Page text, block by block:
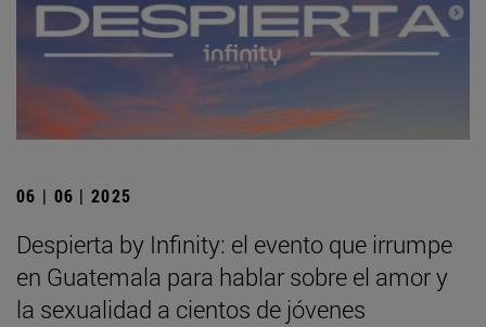
06 | 06 | 2025
Despierta by Infinity: el evento que irrumpe
en Guatemala para hablar sobre el amor y
la sexualidad a cientos de jóvenes